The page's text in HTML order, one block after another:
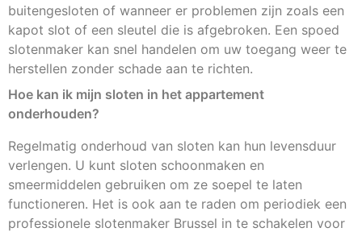
buitengesloten of wanneer er problemen zijn zoals een
kapot slot of een sleutel die is afgebroken. Een spoed
slotenmaker kan snel handelen om uw toegang weer te
herstellen zonder schade aan te richten.
Hoe kan ik mijn sloten in het appartement
onderhouden?
Regelmatig onderhoud van sloten kan hun levensduur
verlengen. U kunt sloten schoonmaken en
smeermiddelen gebruiken om ze soepel te laten
functioneren. Het is ook aan te raden om periodiek een
professionele slotenmaker Brussel in te schakelen voor